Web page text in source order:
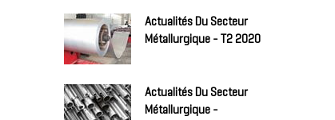
Actualités Du Secteur
Métallurgique - T2 2020
Actualités Du Secteur
Métallurgique -